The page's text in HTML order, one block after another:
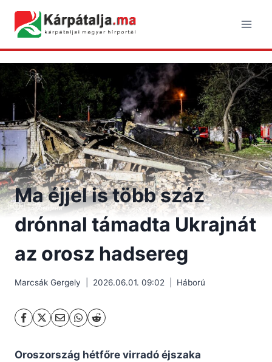
content
Ma éjjel is több száz
drónnal támadta Ukrajnát
az orosz hadsereg
Marcsák Gergely 2026.06.01. 09:02 Háború
Oroszország hétfőre virradó éjszaka